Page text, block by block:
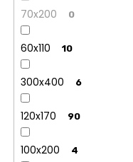
70x200 0
60x110 10
300x400 6
120x170 90
100x200 4